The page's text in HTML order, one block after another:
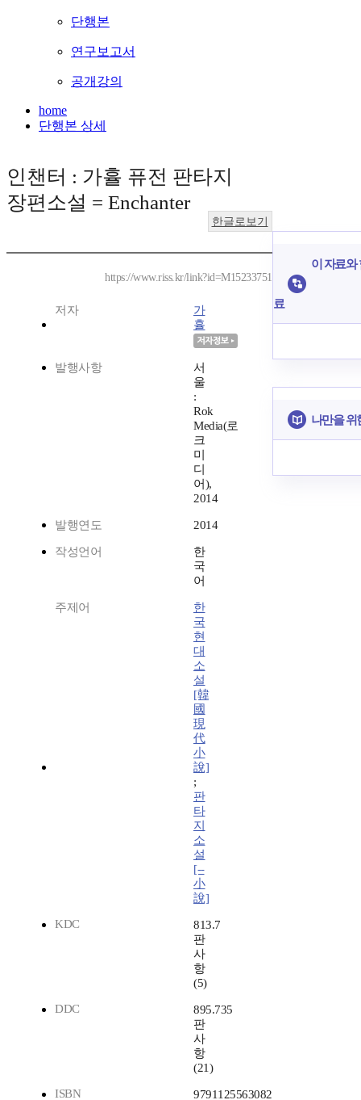
단행본
연구보고서
공개강의
home
단행본 상세
인챈터 : 가휼 퓨전 판타지
장편소설 = Enchanter
한글로보기
https://www.riss.kr/link?id=M15233751
저자
가
휼
발행사항
서
울
:
Rok
Media(로
크
미
디
어),
2014
발행연도 2014
작성언어
한
국
어
주제어
한
국
현
대
소
설
[韓
國
現
代
小
說]
;
판
타
지
소
설
[--
小
說]
KDC
813.7
판
사
항
(5)
DDC
895.735
판
사
항
(21)
ISBN
9791125563082
이 자료와
료
나만을 위